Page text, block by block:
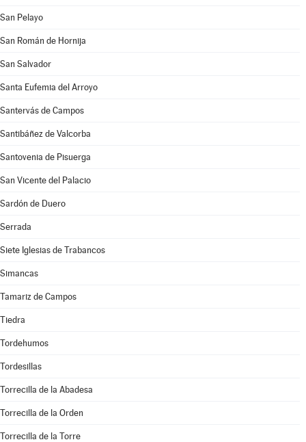
San Pelayo
San Román de Hornija
San Salvador
Santa Eufemia del Arroyo
Santervás de Campos
Santibáñez de Valcorba
Santovenia de Pisuerga
San Vicente del Palacio
Sardón de Duero
Serrada
Siete Iglesias de Trabancos
Simancas
Tamariz de Campos
Tiedra
Tordehumos
Tordesillas
Torrecilla de la Abadesa
Torrecilla de la Orden
Torrecilla de la Torre